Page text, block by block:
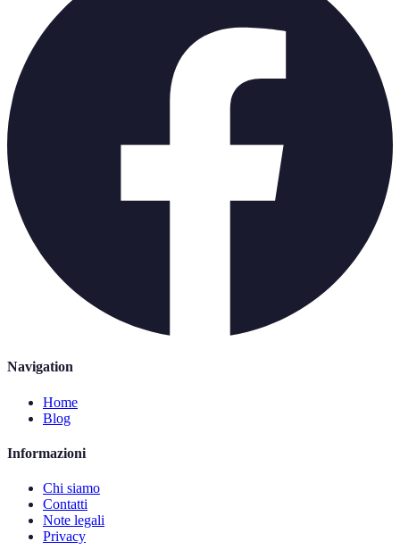
Navigation
Home
Blog
Informazioni
Chi siamo
Contatti
Note legali
Privacy